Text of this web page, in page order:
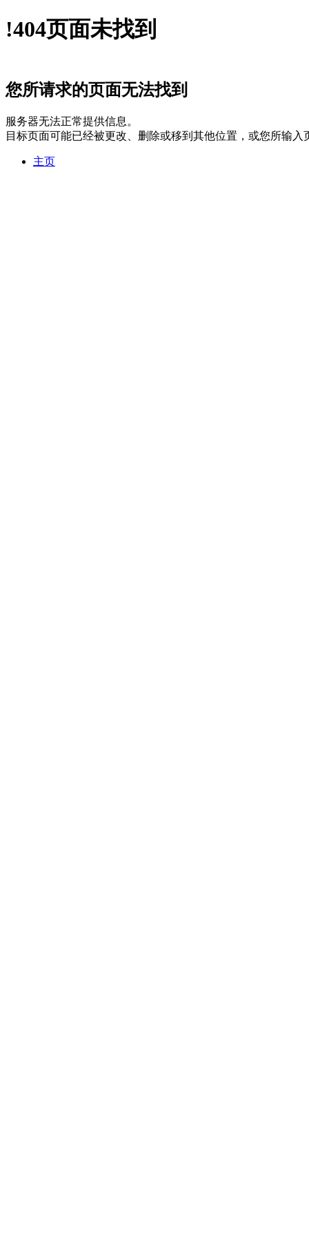
!404页面未找到
您所请求的页面无法找到
服务器无法正常提供信息。
目标页面可能已经被更改、删除或移到其他位置，或您所输入
主页